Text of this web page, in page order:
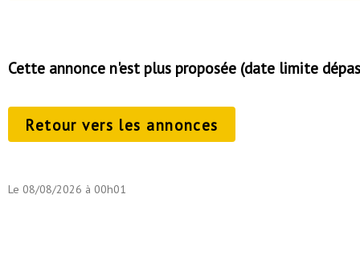
Cette annonce n'est plus proposée (date limite
Retour vers les annonces
Le 08/08/2026 à 00h01